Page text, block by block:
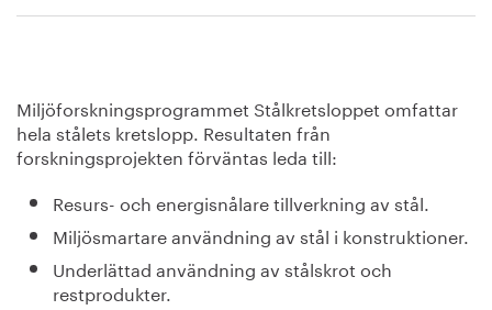
Om oss
Miljöforskningsprogrammet Stålkretsloppet omfattar
hela stålets kretslopp. Resultaten från
forskningsprojekten förväntas leda till:
Resurs- och energisnålare tillverkning av stål.
Miljösmartare användning av stål i konstruktioner.
Underlättad användning av stålskrot och
restprodukter.